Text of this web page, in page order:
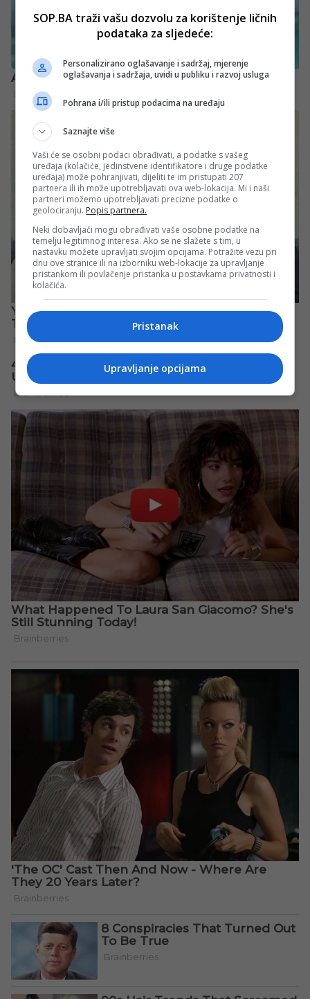
SOP.BA traži vašu dozvolu za korištenje ličnih
podataka za sljedeće:
Personalizirano oglašavanje i sadržaj, mjerenje
oglašavanja i sadržaja, uvidi u publiku i razvoj usluga
Pohrana i/ili pristup podacima na uređaju
Saznajte više
Vaši će se osobni podaci obrađivati, a podatke s vašeg
uređaja (kolačiće, jedinstvene identifikatore i druge podatke
uređaja) može pohranjivati, dijeliti te im pristupati 207
partnera ili ih može upotrebljavati ova web-lokacija. Mi i naši
partneri možemo upotrebljavati precizne podatke o
geolociranju. Popis partnera.
Neki dobavljači mogu obrađivati vaše osobne podatke na
temelju legitimnog interesa. Ako se ne slažete s tim, u
nastavku možete upravljati svojim opcijama. Potražite vezu pri
dnu ove stranice ili na izborniku web-lokacije za upravljanje
pristankom ili povlačenje pristanka u postavkama privatnosti i
kolačića.
Pristanak
Upravljanje opcijama